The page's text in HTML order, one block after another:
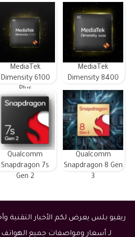
MediaTek
Dimensity 8400
MediaTek
Dimensity 6100
Plus
Qualcomm
Snapdragon 8 Gen
3
Qualcomm
Snapdragon 7s
Gen 2
ريفيو بلس يعرض لكم الأخبار التقنية
لـ أسعار ومواصفات جميع الهواتف